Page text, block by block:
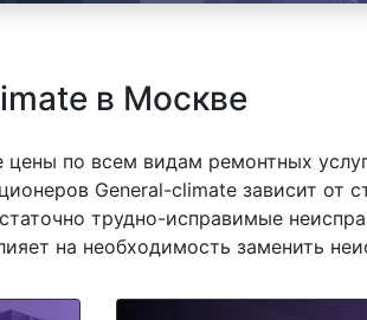
в Москве
по всем видам ремонтных
General-climate зависит от
трудно-исправимые
на необходимость заменить